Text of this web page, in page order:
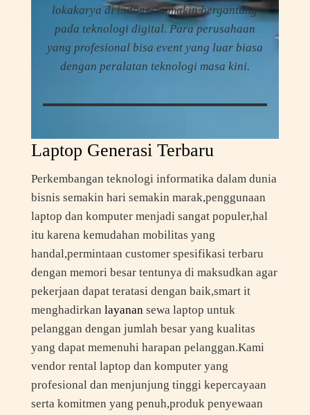
lokakarya di indonesia makin bergantung
pada teknologi digital. Para perusahaan
yang profesional bisa event yang luar biasa
dengan peralatan teknologi masa kini.
Laptop Generasi Terbaru
Perkembangan teknologi informatika dalam dunia
bisnis semakin hari semakin marak,penggunaan
laptop dan komputer menjadi sangat populer,hal
itu karena kemudahan mobilitas yang
handal,permintaan customer spesifikasi terbaru
dengan memori besar tentunya di maksudkan agar
pekerjaan dapat teratasi dengan baik,smart it
menghadirkan layanansewa laptop untuk
pelanggan dengan jumlah besar yang kualitas
yang dapat memenuhi harapan pelanggan.Kami
vendor rental laptop dan komputer yang
profesional dan menjunjung tinggi kepercayaan
serta komitmen yang penuh,produk penyewaan